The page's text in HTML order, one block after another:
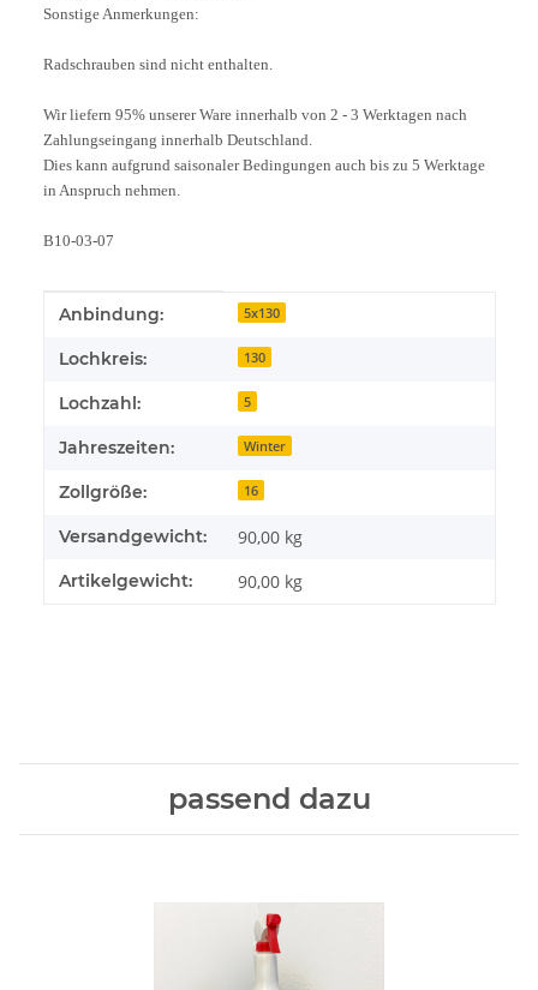
Sonstige Anmerkungen:
Radschrauben sind nicht enthalten.
Wir liefern 95% unserer Ware innerhalb von 2 - 3 Werktagen nach
Zahlungseingang innerhalb Deutschland.
Dies kann aufgrund saisonaler Bedingungen auch bis zu 5 Werktage
in Anspruch nehmen.
B10-03-07
Produkteigenschaft
Wert
Anbindung: 5x130
Lochkreis: 130
Lochzahl: 5
Jahreszeiten: Winter
Zollgröße: 16
Versandgewicht: 90,00 kg
Artikelgewicht: 90,00 kg
passend dazu